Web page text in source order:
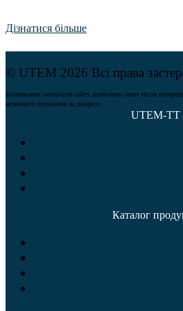
Дізнатися більше
© UTEM 2026 Всі права
Копіювання матеріалів сайту дозволено лише після
активного посилання на джерело
UTEM-TT
Каталог